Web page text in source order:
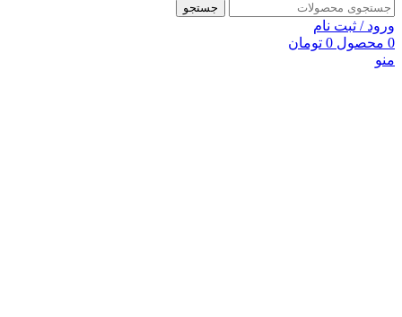
جستجو
ورود / ثبت نام
0 محصول 0 تومان
منو